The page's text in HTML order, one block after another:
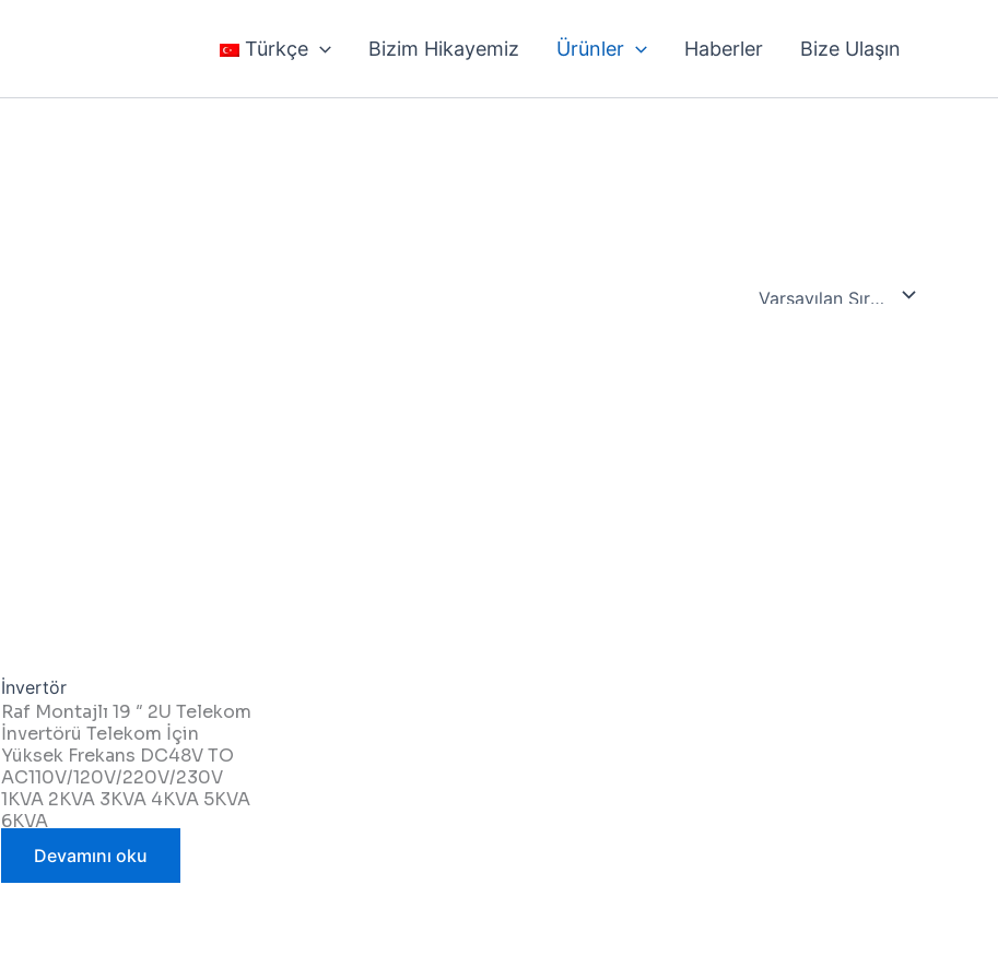
Türkçe Bizim Hikayemiz Ürünler Haberler Bize Ulaşın
İnvertör
Raf Montajlı 19 ″ 2U Telekom
İnvertörü Telekom İçin
Yüksek Frekans DC48V TO
AC110V/120V/220V/230V
1KVA 2KVA 3KVA 4KVA 5KVA
6KVA
Devamını oku